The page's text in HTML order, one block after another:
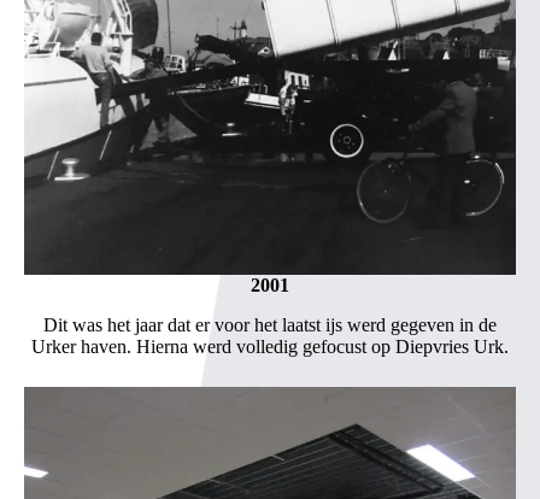
2001
Dit was het jaar dat er voor het laatst ijs werd gegeven in de
Urker haven. Hierna werd volledig gefocust op Diepvries Urk.